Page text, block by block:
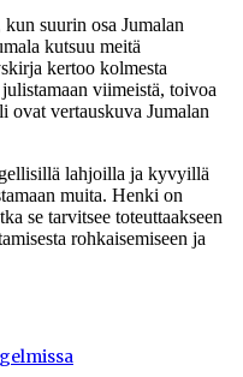
suurin osa Jumalan
kutsuu meitä
kertoo kolmesta
viimeistä, toivoa
ovat vertauskuva Jumalan
lahjoilla ja kyvyillä
muita. Henki on
se tarvitsee toteuttaakseen
rohkaisemiseen ja